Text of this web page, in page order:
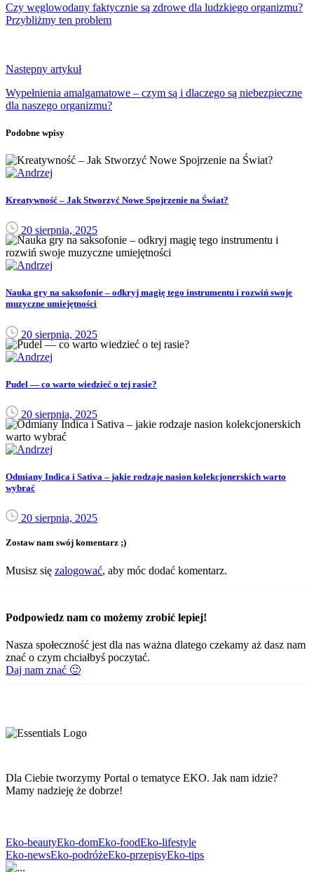
Czy węglowodany faktycznie są zdrowe dla ludzkiego organizmu?
Przybliżmy ten problem
Następny artykuł
Wypełnienia amalgamatowe – czym są i dlaczego są niebezpieczne
dla naszego organizmu?
Podobne wpisy
Kreatywność – Jak Stworzyć Nowe Spojrzenie na Świat?
20 sierpnia, 2025
Nauka gry na saksofonie – odkryj magię tego instrumentu i rozwiń swoje
muzyczne umiejętności
20 sierpnia, 2025
Pudel — co warto wiedzieć o tej rasie?
20 sierpnia, 2025
Odmiany Indica i Sativa – jakie rodzaje nasion kolekcjonerskich warto
wybrać
20 sierpnia, 2025
Zostaw nam swój komentarz ;)
Musisz się zalogować, aby móc dodać komentarz.
Podpowiedz nam co możemy zrobić lepiej!
Nasza społeczność jest dla nas ważna dlatego czekamy aż dasz nam
znać o czym chciałbyś poczytać.
Daj nam znać 🙂
Dla Ciebie tworzymy Portal o tematyce EKO. Jak nam idzie?
Mamy nadzieję że dobrze!
Eko-beautyEko-domEko-foodEko-lifestyle
Eko-newsEko-podróżeEko-przepisyEko-tips